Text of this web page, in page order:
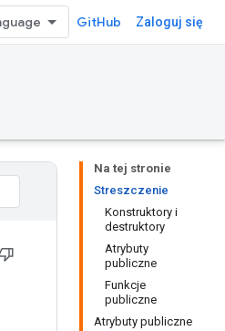
GitHub Zaloguj się
Na tej stronie
Streszczenie
Konstruktory i
destruktory
Atrybuty
publiczne
Funkcje
publiczne
Atrybuty publiczne